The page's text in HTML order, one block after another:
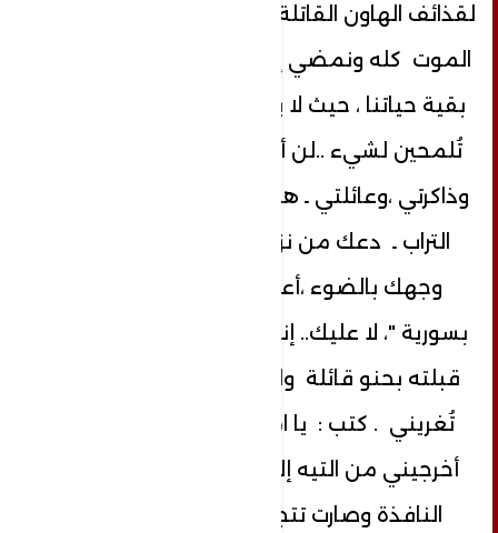
لقذائف الهاون القاتلة ، ما رأيك أن نترك هذا
الموت كله ونمضي إلى مكان نختبئ فيه
بقية حياتنا ، حيث لا يعرفنا أحد ؟ إذا كنت
تُلمحين لشيء ..لن أترك بيتي ، ومكتبتي
وذاكرتي ،وعائلتي ـ هنا جذوري حتى عشق
التراب ـ دعك من نزيف الوجع واغسل
وجهك بالضوء ،أعرف أنك مسكون "
بسورية "، لا عليك.. إنها مجرد فكرة عابرة ،
قبلته بحنو قائلة واصل الكتابة كلماتك
تُغريني . كتب : يا امرأة كزهر الليمون ،
أخرجيني من التيه إلى الأحلام "..أغلقت
النافذة وصارت تتجول ضمن الغرفة